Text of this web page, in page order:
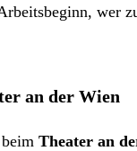
wer
an der Wien
Theater an